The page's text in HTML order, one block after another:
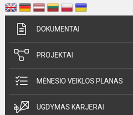
DOKUMENTAI
PROJEKTAI
MĖNESIO VEIKLOS PLANAS
UGDYMAS KARJERAI